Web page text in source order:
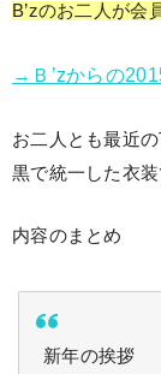
B’zのお二人が会
→Ｂ’zからの
お二人とも最近の
黒で統一した衣装
内容のまとめ
新年の挨拶